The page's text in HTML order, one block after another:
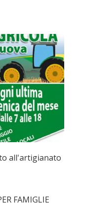
all'artigianato
FAMIGLIE